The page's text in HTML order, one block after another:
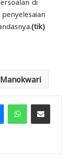
(tik)
MessengerWhatsAppShare via Email